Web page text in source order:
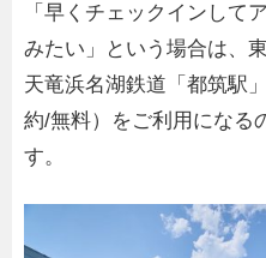
「早くチェックインして
みたい」という場合は、
天竜浜名湖鉄道「都筑駅
約/無料）をご利用になる
す。